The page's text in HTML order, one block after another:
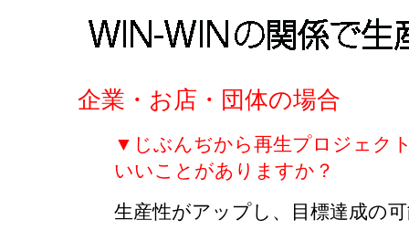
企業・お店・団体の場合
▼じぶんぢから再生プロジェク
いいことがありますか？
生産性がアップし、目標達成の